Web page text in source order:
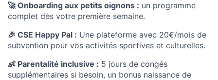
🚀 Onboarding aux petits oignons : un programme
complet dès votre première semaine.
🎉 CSE Happy Pal : Une plateforme avec 20€/mois de
subvention pour vos activités sportives et culturelles.
👶 Parentalité inclusive : 5 jours de congés
supplémentaires si besoin, un bonus naissance de